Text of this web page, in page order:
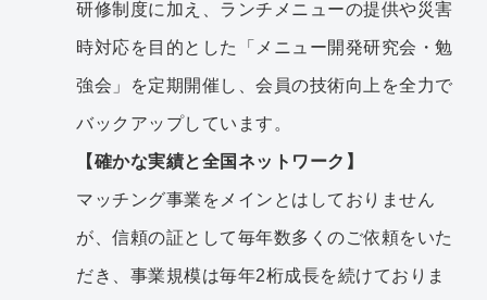
研修制度に加え、ランチメニューの提供や災害
時対応を目的とした「メニュー開発研究会・勉
強会」を定期開催し、会員の技術向上を全力で
バックアップしています。
【確かな実績と全国ネットワーク】
マッチング事業をメインとはしておりません
が、信頼の証として毎年数多くのご依頼をいた
だき、事業規模は毎年2桁成長を続けておりま